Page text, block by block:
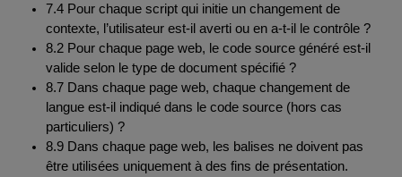
7.4 Pour chaque script qui initie un changement de
contexte, l’utilisateur est-il averti ou en a-t-il le contrôle ?
8.2 Pour chaque page web, le code source généré est-il
valide selon le type de document spécifié ?
8.7 Dans chaque page web, chaque changement de
langue est-il indiqué dans le code source (hors cas
particuliers) ?
8.9 Dans chaque page web, les balises ne doivent pas
être utilisées uniquement à des fins de présentation.